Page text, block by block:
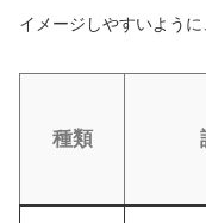
イメージしやすいよう
種類